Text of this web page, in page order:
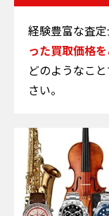
経験豊富な査
った買取価格
どのようなこ
さい。